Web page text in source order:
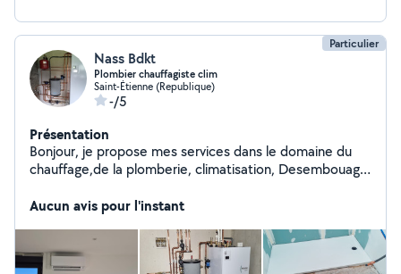
Particulier
Nass Bdkt
Plombier chauffagiste clim
Saint-Étienne (Republique)
-/5
Présentation
Bonjour, je propose mes services dans le domaine du
chauffage,de la plomberie, climatisation, Desembouage
ainsi que radiateurs .Tout types de travaux (pose
professionnel et très consciencieux dans mon travail .
Aucun avis pour l'instant